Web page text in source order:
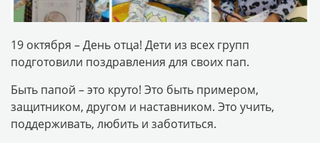
19 октября – День отца! Дети из всех групп
подготовили поздравления для своих пап.
Быть папой – это круто! Это быть примером,
защитником, другом и наставником. Это учить,
поддерживать, любить и заботиться.